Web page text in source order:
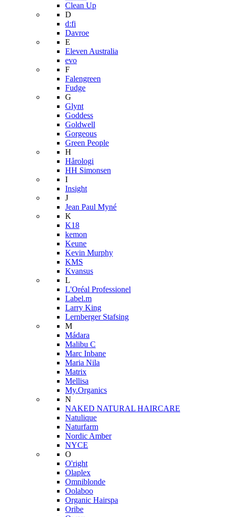
Clean Up
D
d:fi
Davroe
E
Eleven Australia
evo
F
Falengreen
Fudge
G
Glynt
Goddess
Goldwell
Gorgeous
Green People
H
Hårologi
HH Simonsen
I
Insight
J
Jean Paul Myné
K
K18
kemon
Keune
Kevin Murphy
KMS
Kvansus
L
L'Oréal Professionel
Label.m
Larry King
Lernberger Stafsing
M
Mádara
Malibu C
Marc Inbane
Maria Nila
Matrix
Mellisa
My.Organics
N
NAKED NATURAL HAIRCARE
Natulique
Naturfarm
Nordic Amber
NYCE
O
O'right
Olaplex
Omniblonde
Oolaboo
Organic Hairspa
Oribe